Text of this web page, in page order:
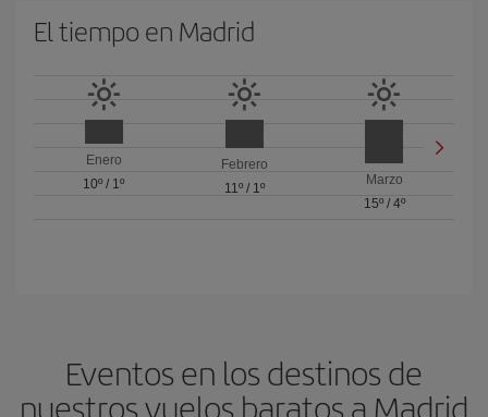
El tiempo en Madrid
Enero
10º / 1º
Febrero
11º/ 1º
Marzo
15º/ 4º
Eventos en los destinos de
nuestros vuelos baratos a Madrid